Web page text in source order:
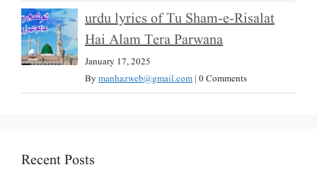
urdu lyrics of Tu Sham-e-Risalat
Hai Alam Tera Parwana
January 17, 2025
Bymanhazweb@gmail.com | 0 Comments
Recent Posts